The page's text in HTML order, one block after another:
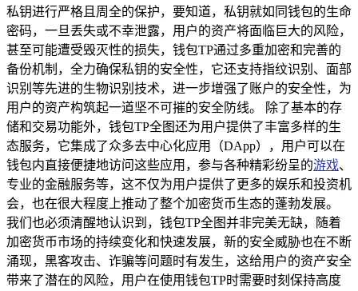
私钥进行严格且周全的保护，要知道，私钥就如同钱包的生命
密码，一旦丢失或不幸泄露，用户的资产将面临巨大的风险，
甚至可能遭受毁灭性的损失，钱包TP通过多重加密和完善的
备份机制，全力确保私钥的安全性，它还支持指纹识别、面部
识别等先进的生物识别技术，进一步增强了账户的安全性，为
用户的资产构筑起一道坚不可摧的安全防线。 除了基本的存
储和交易功能外，钱包TP全图还为用户提供了丰富多样的生
态服务，它集成了众多去中心化应用（DApp），用户可以在
钱包内直接便捷地访问这些应用，参与各种精彩纷呈的游戏、
专业的金融服务等，这不仅为用户提供了更多的娱乐和投资机
会，也在很大程度上推动了整个加密货币生态的蓬勃发展。
我们也必须清醒地认识到，钱包TP全图并非完美无缺，随着
加密货币市场的持续变化和快速发展，新的安全威胁也在不断
涌现，黑客攻击、诈骗等问题时有发生，这给用户的资产安全
带来了潜在的风险，用户在使用钱包TP时需要时刻保持高度